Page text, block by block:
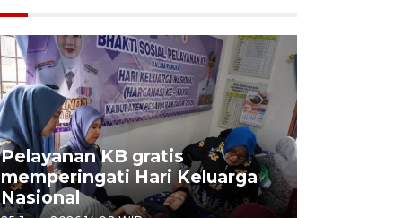
Pelayanan KB gratis
memperingati Hari Keluarga
Nasional